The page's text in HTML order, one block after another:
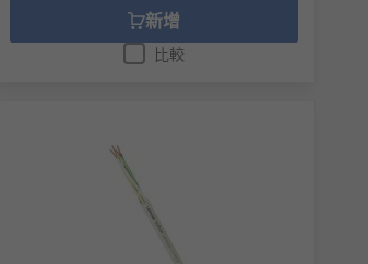
新增
比較